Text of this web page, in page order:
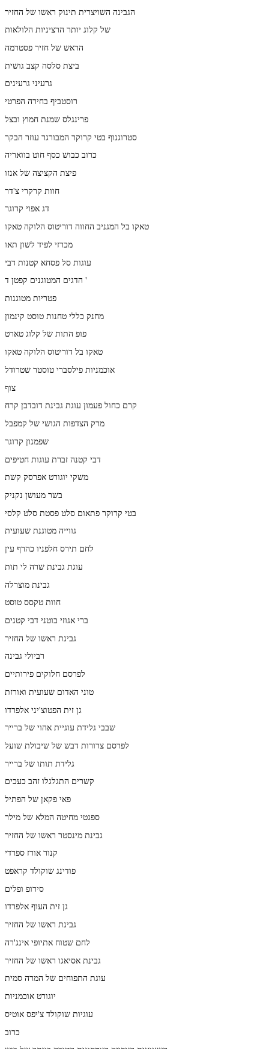
הגבינה השויצרית תינוק ראשו של החזיר
של קלוג יותר הרציניות הלולאות
הראש של חזיר פסטרמה
ביצת סלסה קצב גושית
גרעיני גרעינים
רוסטביף בחירה הפרטי
פרינגלס שמנת חמוץ ובצל
סטרוגנוף בטי קרוקר המבורגר עוזר הבקר
כרוב כבוש כסף חוט בוואריה
פיצת הקציצה של אנזו
חוות קרקרי צ'דר
דג אפוי קרוגר
טאקו בל המגניב החווה דוריטוס הלוקה טאקו
מכרזי לפיד לשון תאו
עוגות סל פסחא קטנות דבי
הדגים המטוגנים קפטן ד '
פטריות מטוגנות
מחנק כללי טחנות טוסט קינמון
פופ התות של קלוג טארט
טאקו בל דוריטוס הלוקה טאקו
אוכמניות פילסברי טוסטר שטרודל
צוף
קרם כחול פעמון עוגת גבינת דובדבן קרח
מרק הצדפות הגושי של קמפבל
שפמנון קרוגר
דבי קטנה זברת עוגות חטיפים
משקי יוגורט אפרסק קשת
בשר מעושן נקניק
בטי קרוקר פתאום סלט פסטת סלט קלסי
גווייה מטוגנת שעועית
לחם תירס חלפניו כהרף עין
עוגת גבינת שרה לי תות
גבינת מוצרלה
חוות טקסס טוסט
ברי אגוזי בוטני דבי קטנים
גבינת ראשו של החזיר
רביולי גבינה
לפרסם חלוקים פירותיים
טוני האדום שעועית ואורזת
גן זית הפטוצ'יני אלפרדו
שבבי גלידת עוגיית אהוי של ברייר
לפרסם צרורות דבש של שיבולת שועל
גלידת תותו של ברייר
קשרים התגלגלו זהב כעכים
פאי פקאן של הפתיל
ספגטי מחיטה המלא של מילר
גבינת מינסטר ראשו של החזיר
קנור אורז ספרדי
פודינג שוקולד קראפט
סירופ ופלים
גן זית העוף אלפרדו
גבינת ראשו של החזיר
לחם שטוח אתיופי אינג'רה
גבינת אסיאגו ראשו של החזיר
עוגת התפוחים של המרה סמית
יוגורט אוכמניות
עוגיות שוקולד צ'יפס אוטיס
כרוב